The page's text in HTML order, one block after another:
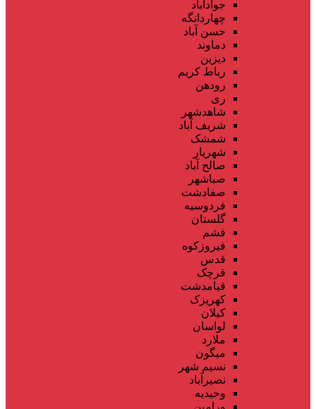
جوادآباد
چهاردانگه
حسن آباد
دماوند
دیزین
رباط کریم
رودهن
ری
شاهدشهر
شریف آباد
شمشک
شهریار
صالح آباد
صباشهر
صفادشت
فردوسیه
گلستان
فشم
فیروزکوه
قدس
قرچک
قیامدشت
کهریزک
کیلان
لواسان
ملارد
میگون
نسیم شهر
نصیرآباد
وحیدیه
ورامین